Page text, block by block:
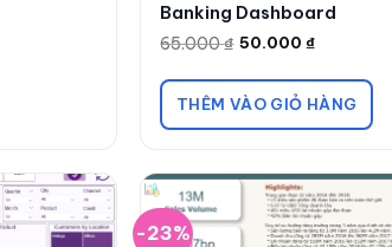
Banking Dashboard
65.000₫
Giá
là:
65.000 ₫.
50.000 ₫
Giá
tại
50.000 ₫.
THÊM VÀO GIỎ HÀNG
-23%